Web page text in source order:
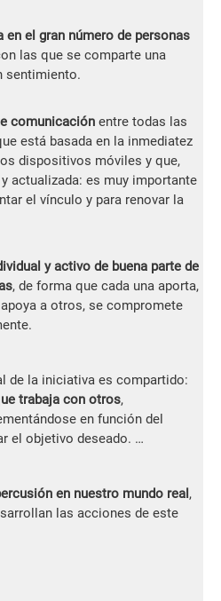
en el gran número de personas
las que se comparte una
sentimiento.
comunicación entre todas las
está basada en la inmediatez
dispositivos móviles y que,
actualizada: es muy importante
el vínculo y para renovar la
y activo de buena parte de
, de forma que cada una aporta,
a otros, se compromete
de la iniciativa es compartido:
trabaja con otros,
en función del
el objetivo deseado. …
en nuestro mundo real,
las acciones de este